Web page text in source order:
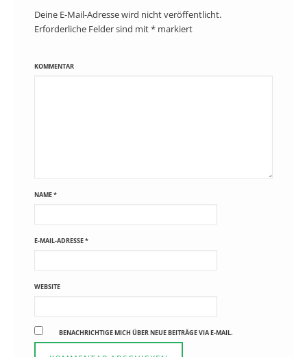
Deine E-Mail-Adresse wird nicht veröffentlicht.
Erforderliche Felder sind mit* markiert
KOMMENTAR
NAME*
E-MAIL-ADRESSE*
WEBSITE
BENACHRICHTIGE MICH ÜBER NEUE BEITRÄGE VIA E-MAIL.